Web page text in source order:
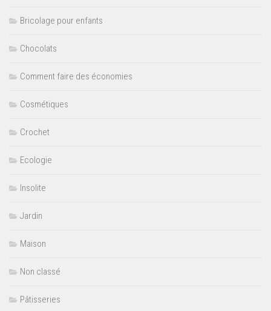
Bricolage pour enfants
Chocolats
Comment faire des économies
Cosmétiques
Crochet
Ecologie
Insolite
Jardin
Maison
Non classé
Pâtisseries